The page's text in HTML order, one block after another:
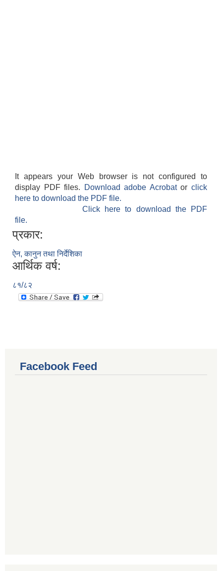
It appears your Web browser is not configured to
display PDF files.
Download adobe Acrobatorclick
here to download the PDF file.
Click here to download the PDF
file.
प्रकार:
ऐन, कानुन तथा निर्देशिका
आर्थिक वर्ष:
८१/८२
Facebook Feed